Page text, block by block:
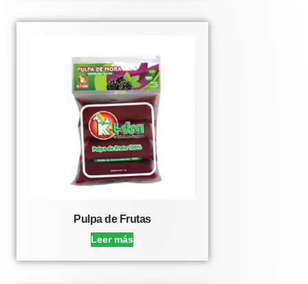
Pulpa de Frutas
Leer más